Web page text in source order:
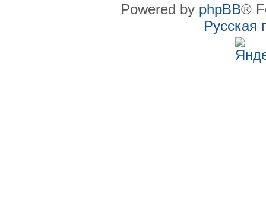
Powered by phpBB®
Русская